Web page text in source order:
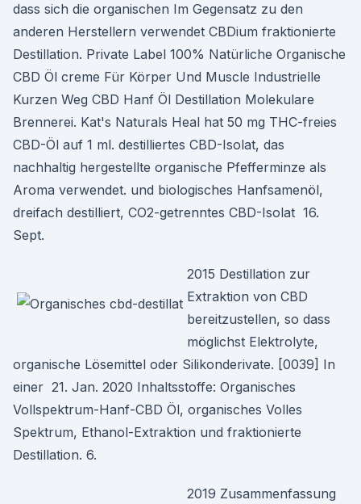
dass sich die organischen Im Gegensatz zu den
anderen Herstellern verwendet CBDium fraktionierte
Destillation. Private Label 100% Natürliche Organische
CBD Öl creme Für Körper Und Muscle Industrielle
Kurzen Weg CBD Hanf Öl Destillation Molekulare
Brennerei. Kat's Naturals Heal hat 50 mg THC-freies
CBD-Öl auf 1 ml. destilliertes CBD-Isolat, das
nachhaltig hergestellte organische Pfefferminze als
Aroma verwendet. und biologisches Hanfsamenöl,
dreifach destilliert, CO2-getrenntes CBD-Isolat 16.
Sept.
2015 Destillation zur
Extraktion von CBD
bereitzustellen, so dass
möglichst Elektrolyte,
organische Lösemittel oder Silikonderivate. [0039] In
einer 21. Jan. 2020 Inhaltsstoffe: Organisches
Vollspektrum-Hanf-CBD Öl, organisches Volles
Spektrum, Ethanol-Extraktion und fraktionierte
Destillation. 6.
2019 Zusammenfassung